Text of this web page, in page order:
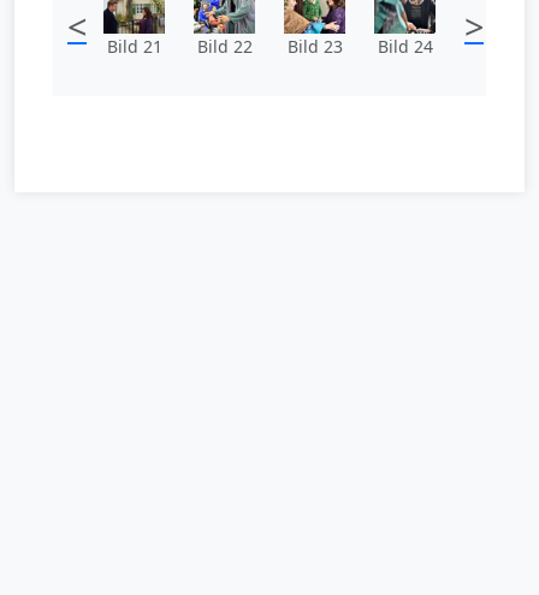
< Bild 21 Bild 22 Bild 23 Bild 24 >